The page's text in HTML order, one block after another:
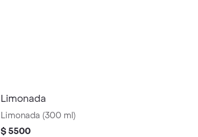
Limonada
Limonada (300 ml)
$ 5500